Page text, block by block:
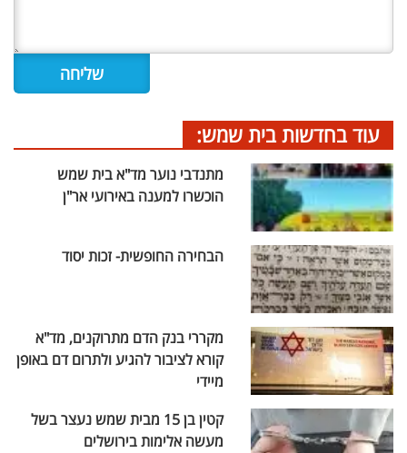
עוד בחדשות בית שמש:
מתנדבי נוער מד"א בית שמש
הוכשרו למענה באירועי אר"ן
הבחירה החופשית- זכות יסוד
מקררי בנק הדם מתרוקנים, מד"א
קורא לציבור להגיע ולתרום דם באופן
מיידי
קטין בן 15 מבית שמש נעצר בשל
מעשה אלימות בירושלים